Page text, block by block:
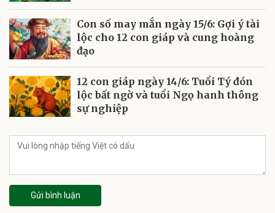
Con số may mắn ngày 15/6: Gợi ý tài
lộc cho 12 con giáp và cung hoàng
đạo
12 con giáp ngày 14/6: Tuổi Tý đón
lộc bất ngờ và tuổi Ngọ hanh thông
sự nghiệp
Gửi bình luận